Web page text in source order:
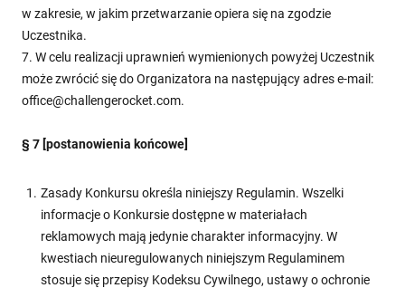
w zakresie, w jakim przetwarzanie opiera się na zgodzie
Uczestnika.
7. W celu realizacji uprawnień wymienionych powyżej Uczestnik
może zwrócić się do Organizatora na następujący adres e-mail:
office@challengerocket.com.
§ 7 [postanowienia końcowe]
Zasady Konkursu określa niniejszy Regulamin. Wszelki
informacje o Konkursie dostępne w materiałach
reklamowych mają jedynie charakter informacyjny. W
kwestiach nieuregulowanych niniejszym Regulaminem
stosuje się przepisy Kodeksu Cywilnego, ustawy o ochronie